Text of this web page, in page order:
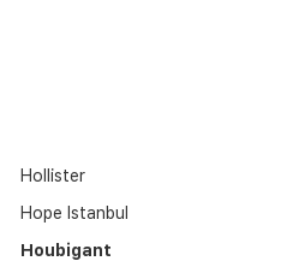
Hollister
Hope Istanbul
Houbigant